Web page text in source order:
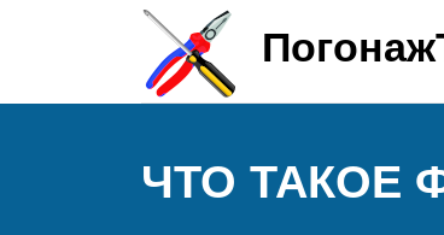
ЧТО ТАКОЕ